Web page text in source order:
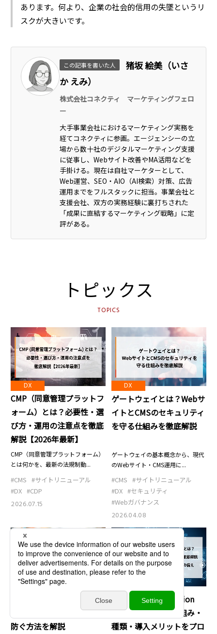
あります。何より、企業の社会的信用の失墜というリ
スクが大きいです。
この記事を書いた人
猪坂 絵美（いさ
か えみ）
株式会社コネクティ マーケティングフェロ
ー
大手事業会社におけるマーケティング実務を
経てコネクティに参画。エージェンシーの立
場から数十社のデジタルマーケティング支援
に従事し、Webサイト改善やMA活用などを
手掛ける。現在は自社マーケターとして、
Web運営、SEO・AIO（AI検索）対策、広告
運用までをフルスタックに担当。事業会社と
支援会社、双方の実務経験に裏打ちされた
「成果に直結するマーケティング戦略」に定
評がある。
トピックス
TOPICS
DX
CMP（同意管理プラットフ
ォーム）とは？必要性・選
び方・運用の注意点を徹底
解説【2026年最新】
CMP（同意管理プラットフォーム）
とは何かを、最新の法規制動...
#CMS
#サイトリニューアル
#DX #CDP
2026.07.15
DX
ゲートウェイとは？Webサ
イトとCMSのセキュリティ
を守る仕組みを徹底解説
ゲートウェイの基本概念から、現代
のWebサイト・CMS運用に...
#CMS #サイトリニューアル
#DX #セキュリティ
#Webガバナンス
2026.04.08
DX
オートスケールとは？仕組
み・メリットと機会損失を
防ぐ方法を解説
WAF（Web Application
Firewall）とは？仕組み・
種類・導入メリットをプロ